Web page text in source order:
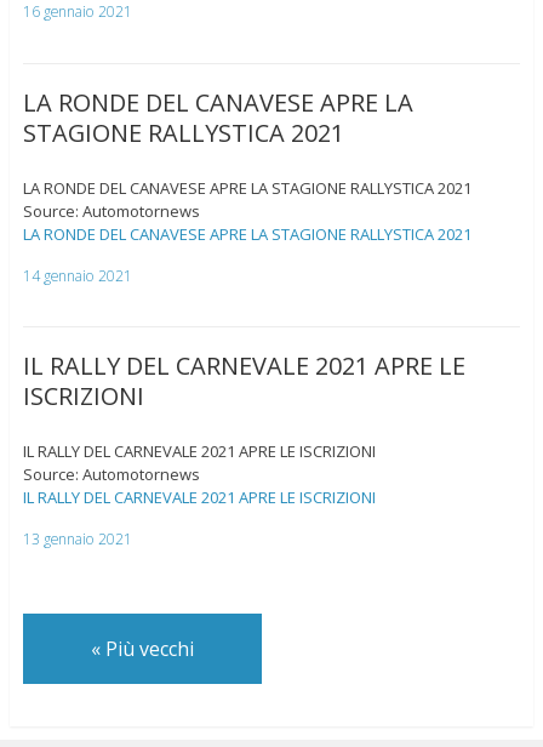
16 gennaio 2021
LA RONDE DEL CANAVESE APRE LA
STAGIONE RALLYSTICA 2021
LA RONDE DEL CANAVESE APRE LA STAGIONE RALLYSTICA 2021
Source: Automotornews
LA RONDE DEL CANAVESE APRE LA STAGIONE RALLYSTICA 2021
14 gennaio 2021
IL RALLY DEL CARNEVALE 2021 APRE LE
ISCRIZIONI
IL RALLY DEL CARNEVALE 2021 APRE LE ISCRIZIONI
Source: Automotornews
IL RALLY DEL CARNEVALE 2021 APRE LE ISCRIZIONI
13 gennaio 2021
«Più vecchi